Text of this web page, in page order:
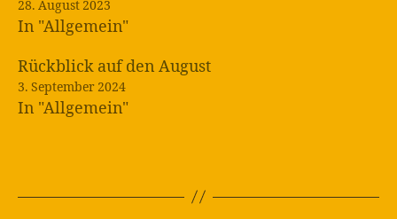
28. August 2023
In "Allgemein"
Rückblick auf den August
3. September 2024
In "Allgemein"